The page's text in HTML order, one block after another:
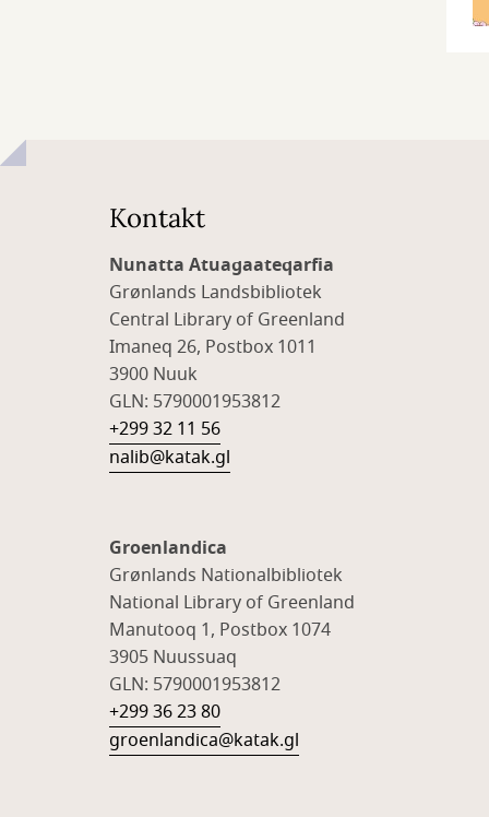
Kontakt
Nunatta Atuagaateqarfia
Grønlands Landsbibliotek
Central Library of Greenland
Imaneq 26, Postbox 1011
3900 Nuuk
GLN: 5790001953812
+299 32 11 56
nalib@katak.gl​
Groenlandica
Grønlands Nationalbibliotek
National Library of Greenland
Manutooq 1, Postbox 1074
3905 Nuussuaq
GLN: 5790001953812
+299 36 23 80
groenlandica@katak.gl